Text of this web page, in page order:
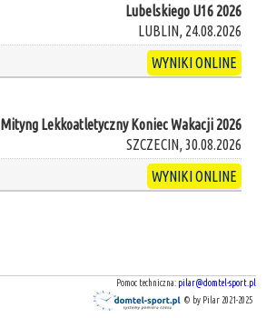
Lubelskiego U16 2026
LUBLIN, 24.08.2026
WYNIKI ONLINE
Mityng Lekkoatletyczny Koniec Wakacji 2026
SZCZECIN, 30.08.2026
WYNIKI ONLINE
Pomoc techniczna: pilar@domtel-sport.pl
© by Pilar 2021-2025